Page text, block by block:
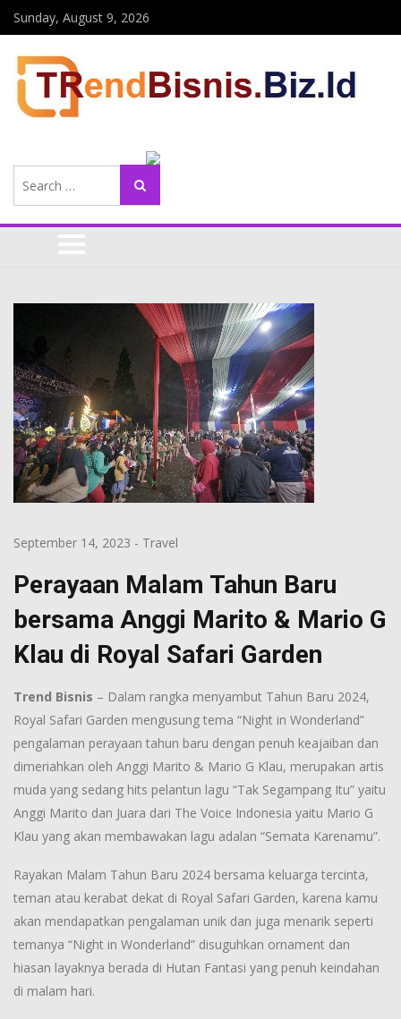
Sunday, August 9, 2026
for:
Search
September 14, 2023 - Travel
Perayaan Malam Tahun Baru
bersama Anggi Marito & Mario G
Klau di Royal Safari Garden
Trend Bisnis – Dalam rangka menyambut Tahun Baru 2024,
Royal Safari Garden mengusung tema “Night in Wonderland”
pengalaman perayaan tahun baru dengan penuh keajaiban dan
dimeriahkan oleh Anggi Marito & Mario G Klau, merupakan artis
muda yang sedang hits pelantun lagu “Tak Segampang Itu” yaitu
Anggi Marito dan Juara dari The Voice Indonesia yaitu Mario G
Klau yang akan membawakan lagu adalan “Semata Karenamu”.
Rayakan Malam Tahun Baru 2024 bersama keluarga tercinta,
teman atau kerabat dekat di Royal Safari Garden, karena kamu
akan mendapatkan pengalaman unik dan juga menarik seperti
temanya “Night in Wonderland” disuguhkan ornament dan
hiasan layaknya berada di Hutan Fantasi yang penuh keindahan
di malam hari.